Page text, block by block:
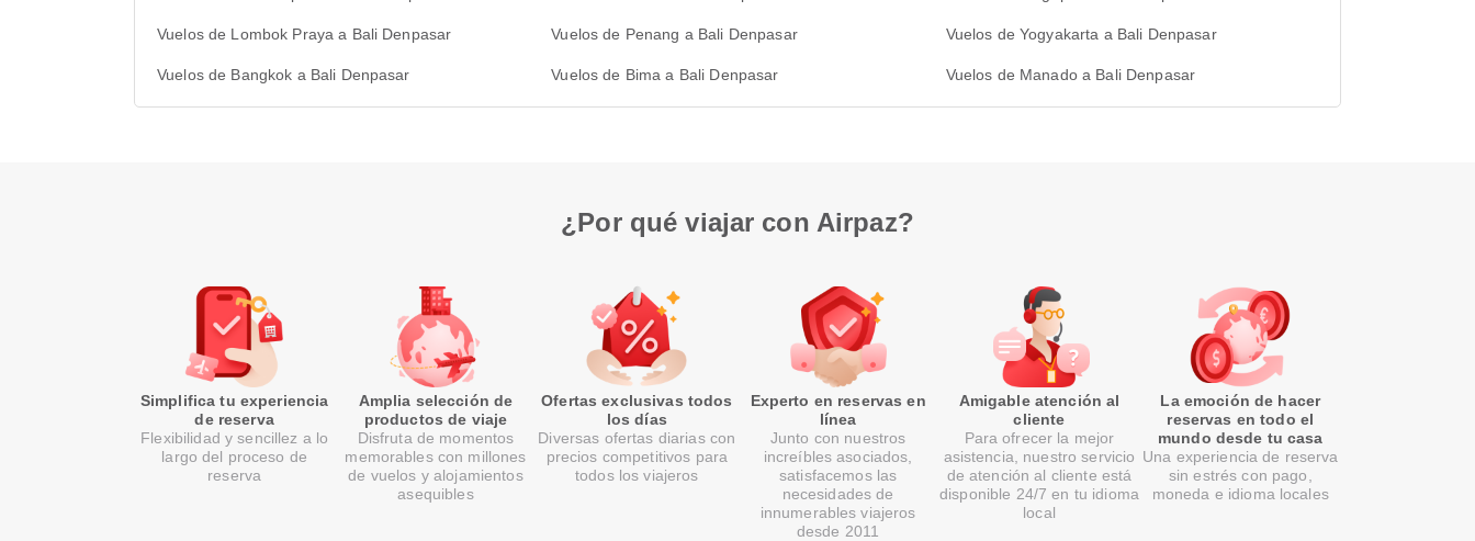
Vuelos de Lombok Praya a Bali Denpasar Vuelos de Penang a Bali Denpasar Vuelos de Yogyakarta a Bali Denpasar
Vuelos de Bangkok a Bali Denpasar Vuelos de Bima a Bali Denpasar Vuelos de Manado a Bali Denpasar
¿Por qué viajar con Airpaz?
Simplifica tu experiencia
de reserva
Flexibilidad y sencillez a lo
largo del proceso de
reserva
Amplia selección de
productos de viaje
Disfruta de momentos
memorables con millones
de vuelos y alojamientos
asequibles
Ofertas exclusivas todos
los días
Diversas ofertas diarias con
precios competitivos para
todos los viajeros
Experto en reservas en
línea
Junto con nuestros
increíbles asociados,
satisfacemos las
necesidades de
innumerables viajeros
desde 2011
Amigable atención al
cliente
Para ofrecer la mejor
asistencia, nuestro servicio
de atención al cliente está
disponible 24/7 en tu idioma
local
La emoción de hacer
reservas en todo el
mundo desde tu casa
Una experiencia de reserva
sin estrés con pago,
moneda e idioma locales